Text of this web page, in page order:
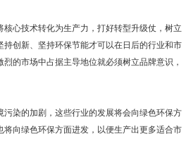
心技术转化为生产力，打好转型升级仗，树立
创新、坚持环保节能才可以在日后的行业和市
的市场中占据主导地位就必须树立品牌意识，
染的加剧，这些行业的发展将会向绿色环保方
向绿色环保方面进发，以便生产出更多适合市